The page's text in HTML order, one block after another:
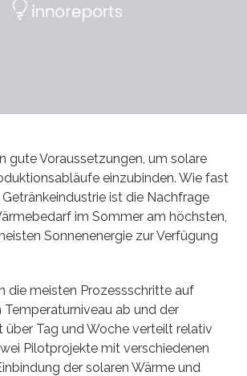
gute Voraussetzungen, um solare
einzubinden. Wie fast
ist die Nachfrage
im Sommer am höchsten,
Sonnenenergie zur Verfügung
die meisten Prozessschritte auf
ab und der
über Tag und Woche verteilt relativ
Pilotprojekte mit verschiedenen
der solaren Wärme und